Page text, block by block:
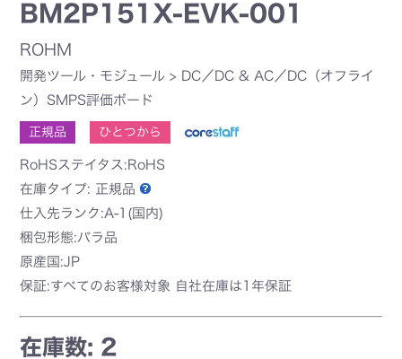
BM2P151X-EVK-001
ROHM
開発ツール・モジュール > DC／DC & AC／DC（オフライ
ン）SMPS評価ボード
正規品 ひとつから
RoHSステイタス:RoHS
在庫タイプ: 正規品
仕入先ランク:A-1(国内)
梱包形態:バラ品
原産国:JP
保証:すべてのお客様対象 自社在庫は1年保証
在庫数: 2